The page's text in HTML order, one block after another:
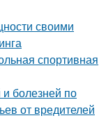
своими
спортивная
болезней по
от вредителей